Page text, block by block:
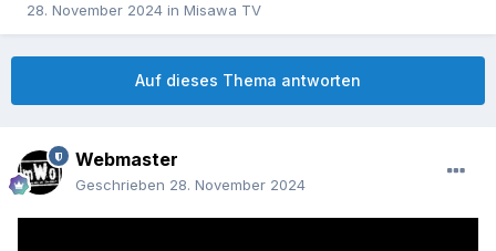
28. November 2024 in Misawa TV
Auf dieses Thema antworten
Webmaster
Geschrieben 28. November 2024